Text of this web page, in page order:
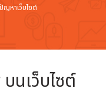
ญหาเว็บไซต์
นเว็บไซต์